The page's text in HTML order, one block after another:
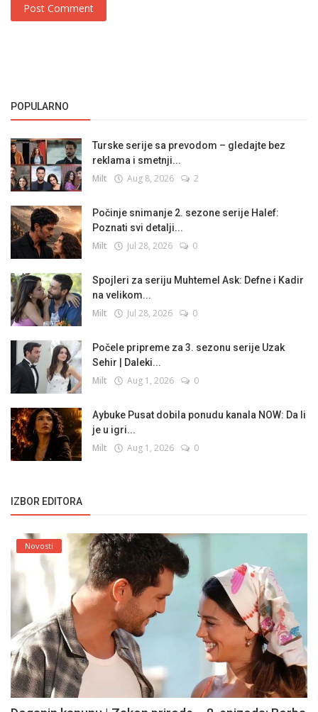
Post Comment
POPULARNO
Turske serije sa prevodom – gledajte bez
reklama i smetnji...
Milt Aug 8, 2026 2
Počinje snimanje 2. sezone serije Halef:
Poznati svi detalji...
Milt Jul 28, 2026 0
Spojleri za seriju Muhtemel Ask: Defne i Kadir
na velikom...
Milt Jul 28, 2026 0
Počele pripreme za 3. sezonu serije Uzak
Sehir | Daleki...
Milt Aug 1, 2026 0
Aybuke Pusat dobila ponudu kanala NOW: Da li
je u igri...
Milt Aug 1, 2026 0
IZBOR EDITORA
Novosti